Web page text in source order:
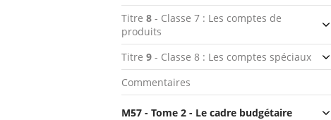
Titre 8 - Classe 7 : Les comptes de
produits
Titre 9 - Classe 8 : Les comptes spéciaux
Commentaires
M57 - Tome 2 - Le cadre budgétaire